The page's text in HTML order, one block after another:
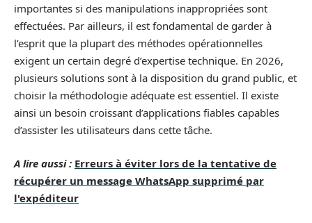
importantes si des manipulations inappropriées sont
effectuées. Par ailleurs, il est fondamental de garder à
l’esprit que la plupart des méthodes opérationnelles
exigent un certain degré d’expertise technique. En 2026,
plusieurs solutions sont à la disposition du grand public, et
choisir la méthodologie adéquate est essentiel. Il existe
ainsi un besoin croissant d’applications fiables capables
d’assister les utilisateurs dans cette tâche.
A lire aussi : Erreurs à éviter lors de la tentative de
récupérer un message WhatsApp supprimé par
l'expéditeur